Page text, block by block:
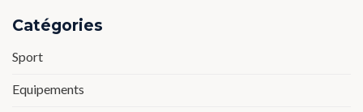
Catégories
Sport
Equipements